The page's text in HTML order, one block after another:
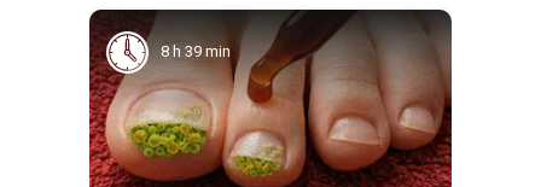
8 h 39 min